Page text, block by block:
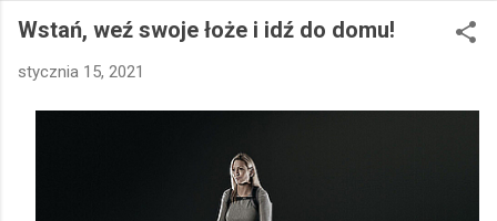
Wstań, weź swoje łoże i idź do domu!
stycznia 15, 2021